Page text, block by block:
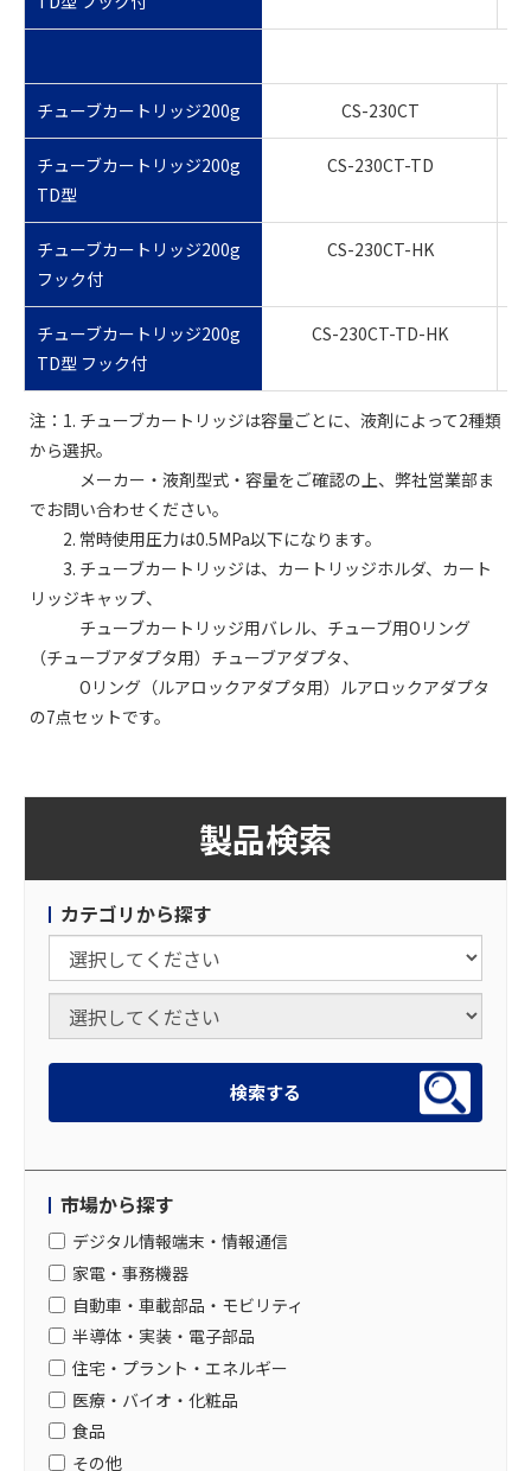
チューブカートリッジ200g CS-230CT
チューブカートリッジ200g
TD型
CS-230CT-TD
チューブカートリッジ200g
フック付
CS-230CT-HK
チューブカートリッジ200g
TD型 フック付
CS-230CT-TD-HK
注：1. チューブカートリッジは容量ごとに、液剤によって2種類
から選択。
メーカー・液剤型式・容量をご確認の上、弊社営業部ま
でお問い合わせください。
2. 常時使用圧力は0.5MPa以下になります。
3. チューブカートリッジは、カートリッジホルダ、カート
リッジキャップ、
チューブカートリッジ用バレル、チューブ用Oリング
（チューブアダプタ用）チューブアダプタ、
Oリング（ルアロックアダプタ用）ルアロックアダプタ
の7点セットです。
製品検索
カテゴリから探す
市場から探す
デジタル情報端末・情報通信
家電・事務機器
自動車・車載部品・モビリティ
半導体・実装・電子部品
住宅・プラント・エネルギー
医療・バイオ・化粧品
食品
その他